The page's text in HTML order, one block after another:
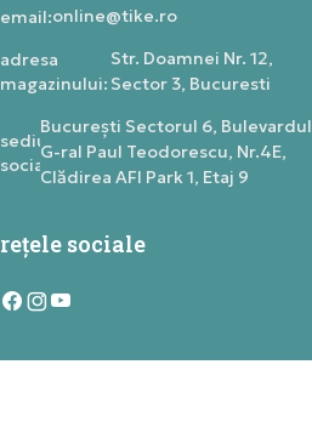
email:online@tike.ro
adresa
magazinului:
Str. Doamnei Nr. 12,
Sector 3, Bucuresti
sediu
social:
Bucureşti Sectorul 6, Bulevardul
G-ral Paul Teodorescu, Nr.4E,
Clădirea AFI Park 1, Etaj 9
rețele sociale